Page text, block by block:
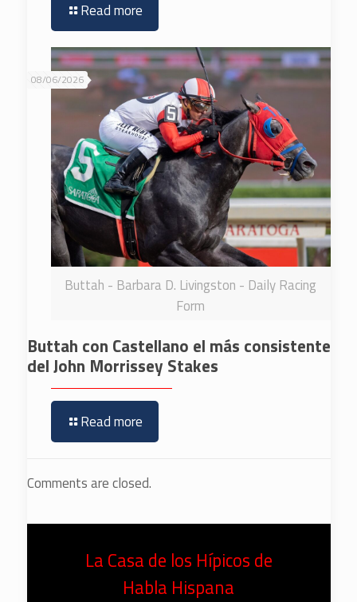
Read more
Buttah - Barbara D. Livingston - Daily Racing
Form
08/06/2026
Buttah con Castellano el más consistente
del John Morrissey Stakes
Read more
Comments are closed.
La Casa de los Hípicos de
Habla Hispana